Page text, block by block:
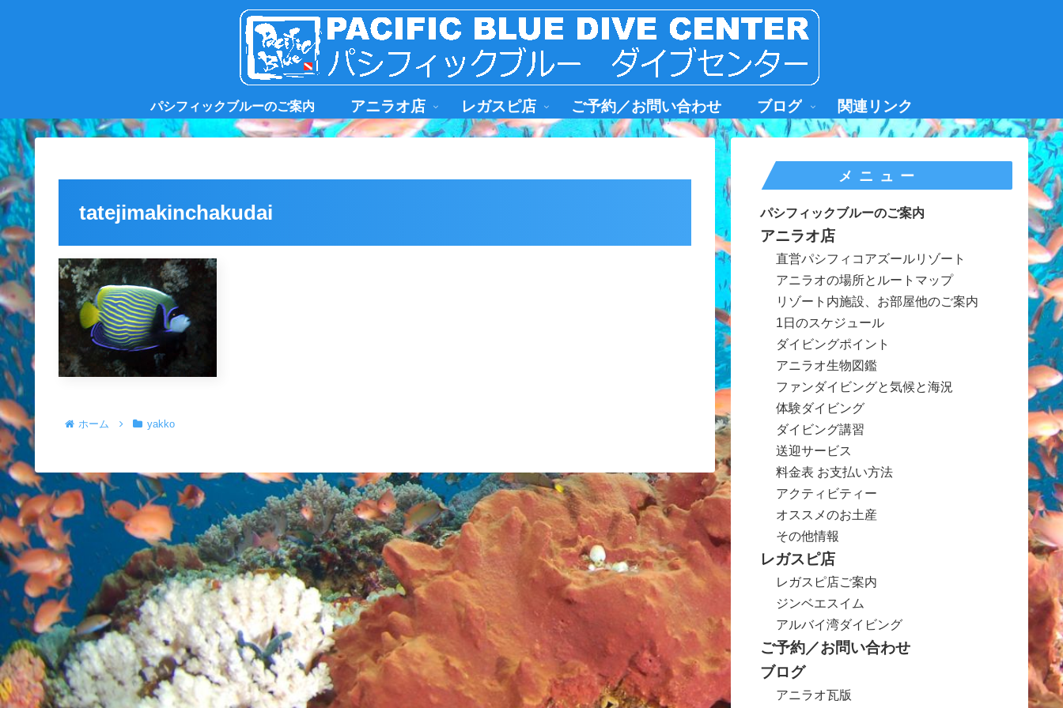
パシフィックブルーのご案内 アニラオ店 レガスピ店 ご予約／お問い合わせ ブログ 関連リンク
tatejimakinchakudai
ホーム yakko
メニュー
パシフィックブルーのご案内
アニラオ店
直営パシフィコアズールリゾート
アニラオの場所とルートマップ
リゾート内施設、お部屋他のご案内
1日のスケジュール
ダイビングポイント
アニラオ生物図鑑
ファンダイビングと気候と海況
体験ダイビング
ダイビング講習
送迎サービス
料金表 お支払い方法
アクティビティー
オススメのお土産
その他情報
レガスピ店
レガスピ店ご案内
ジンベエスイム
アルバイ湾ダイビング
ご予約／お問い合わせ
ブログ
アニラオ瓦版